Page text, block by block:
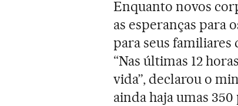
Enquanto novos
as esperanças para
para seus familiares
“Nas últimas 12
vida”, declarou o
ainda haja umas